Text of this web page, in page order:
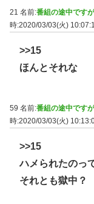
21 名前:番組の途中です
時:2020/03/03(火)
>>15
ほんとそれな
59 名前:番組の途中です
時:2020/03/03(火)
>>15
ハメられたのっ
それとも獄中？